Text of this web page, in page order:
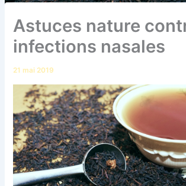
Astuces nature
infections nasales
21 mai 2019